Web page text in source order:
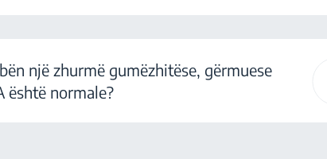
një zhurmë gumëzhitëse, gërmuese
është normale?